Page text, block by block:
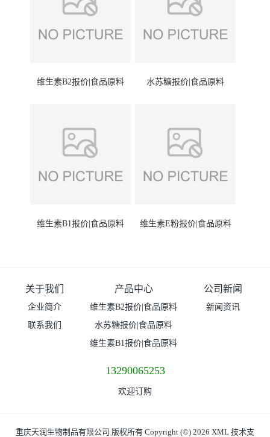
维生素B2报价|食品原料 水苏糖报价|食品原料
维生素B1报价|食品原料 维生素E粉报价|食品原料
关于我们
企业简介
联系我们
产品中心
维生素B2报价|食品原料
水苏糖报价|食品原料
维生素B1报价|食品原料
公司新闻
新闻资讯
13290065253
欢迎订购
重庆天润生物制品有限公司 版权所有 Copyright (©) 2026 XML 技术支